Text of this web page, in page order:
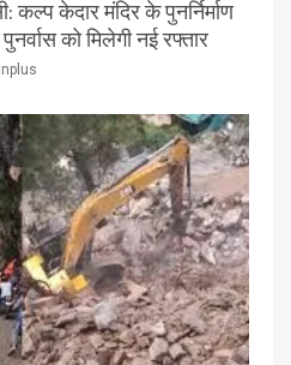
कल्प केदार मंदिर के पुनर्निर्माण
को मिलेगी नई रफ्तार